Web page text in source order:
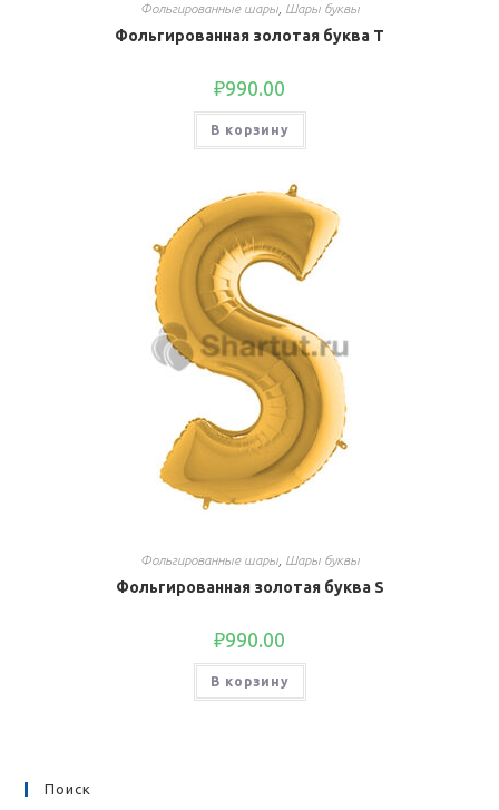
Фольгированные шары, Шары буквы
Фольгированная золотая буква T
₽990.00
В корзину
Фольгированные шары, Шары буквы
Фольгированная золотая буква S
₽990.00
В корзину
Поиск